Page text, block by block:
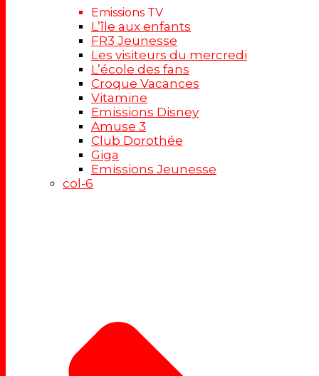
Emissions TV
L’île aux enfants
FR3 Jeunesse
Les visiteurs du mercredi
L’école des fans
Croque Vacances
Vitamine
Emissions Disney
Amuse 3
Club Dorothée
Giga
Emissions Jeunesse
col-6